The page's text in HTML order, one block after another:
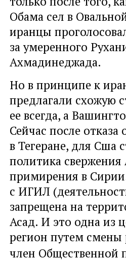
Обама сел в
иранцы
за умеренного
Ахмадинеджада.
Но в принципе к
предлагали схожую
ее всегда, а
Сейчас после
в Тегеране, для Сша
политика
примирения в
с ИГИЛ
запрещена на
Асад. И это одна из
регион путем смены
член Общественной